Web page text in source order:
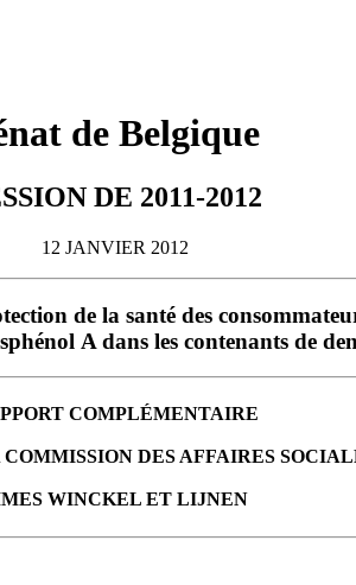
de Belgique
DE 2011-2012
12 JANVIER 2012
de la santé des
A dans les contenants de
COMPLÉMENTAIRE
DES AFFAIRES
WINCKELET LIJNEN